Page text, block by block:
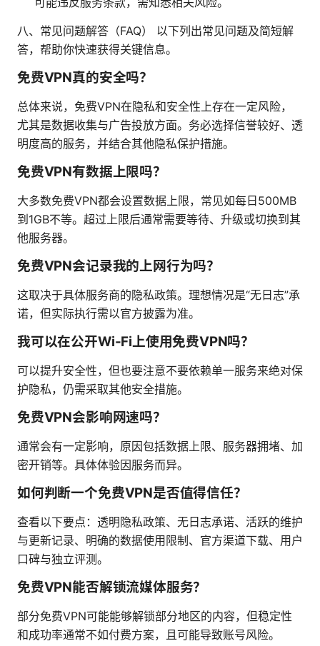
八、常见问题解答（FAQ） 以下列出常见问题及简短解
答，帮助你快速获得关键信息。
免费VPN真的安全吗？
总体来说，免费VPN在隐私和安全性上存在一定风险，
尤其是数据收集与广告投放方面。务必选择信誉较好、透
明度高的服务，并结合其他隐私保护措施。
免费VPN有数据上限吗？
大多数免费VPN都会设置数据上限，常见如每日500MB
到1GB不等。超过上限后通常需要等待、升级或切换到其
他服务器。
免费VPN会记录我的上网行为吗？
这取决于具体服务商的隐私政策。理想情况是“无日志”承
诺，但实际执行需以官方披露为准。
我可以在公开Wi-Fi上使用免费VPN吗？
可以提升安全性，但也要注意不要依赖单一服务来绝对保
护隐私，仍需采取其他安全措施。
免费VPN会影响网速吗？
通常会有一定影响，原因包括数据上限、服务器拥堵、加
密开销等。具体体验因服务而异。
如何判断一个免费VPN是否值得信任？
查看以下要点：透明隐私政策、无日志承诺、活跃的维护
与更新记录、明确的数据使用限制、官方渠道下载、用户
口碑与独立评测。
免费VPN能否解锁流媒体服务？
部分免费VPN可能能够解锁部分地区的内容，但稳定性
和成功率通常不如付费方案，且可能导致账号风险。